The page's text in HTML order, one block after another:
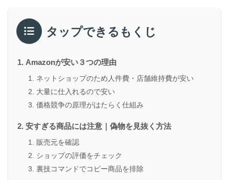
タップできるもくじ
Amazonが安い３つの理由
ネットショップのため人件費・店舗維持費が安い
大量に仕入れるので安い
価格競争の原理がはたらく仕組み
安すぎる商品には注意｜偽物を見抜く方法
販売元を確認
ショップの評価をチェック
裏技コマンドでコピー商品を排除